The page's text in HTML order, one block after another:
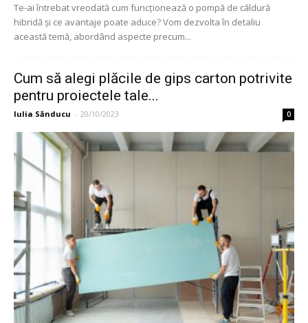
Te-ai întrebat vreodată cum funcționează o pompă de căldură
hibridă și ce avantaje poate aduce? Vom dezvolta în detaliu
această temă, abordând aspecte precum...
Cum să alegi plăcile de gips carton potrivite
pentru proiectele tale...
Iulia Sănducu - 20/10/2023 0